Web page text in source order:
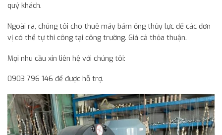
quý khách.
Ngoài ra, chúng tôi cho thuê máy bấm ống thủy lực để các đơn
vị có thể tự thi công tại công trường. Giá cả thỏa thuận.
Mọi nhu cầu xin liên hệ với chúng tôi:
0903 796 146 để được hỗ trợ.